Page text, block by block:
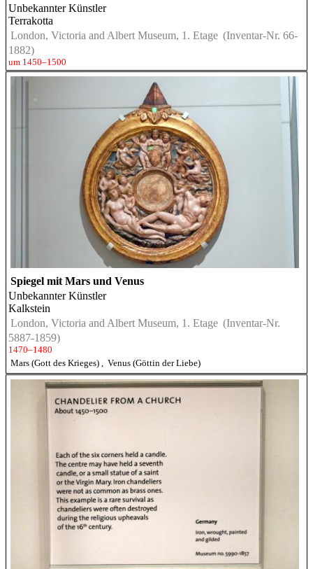
Unbekannter Künstler
Terrakotta
London, Victoria and Albert Museum, 1. Etage (Inventar-Nr. 66-
1882)
um 1450–1500
Spiegel mit Mars und Venus
Unbekannter Künstler
Kalkstein
London, Victoria and Albert Museum, 1. Etage (Inventar-Nr.
5887-1859)
1470–1480
Mars (Gott des Krieges) , Venus (Göttin der Liebe)